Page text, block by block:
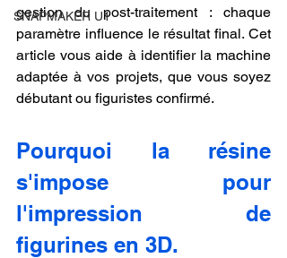
SNAPMAKER U1
gestion du post-traitement : chaque
paramètre influence le résultat final. Cet
article vous aide à identifier la machine
adaptée à vos projets, que vous soyez
débutant ou figuristes confirmé.
Pourquoi la résine
s'impose pour
l'impression de
figurines en 3D.